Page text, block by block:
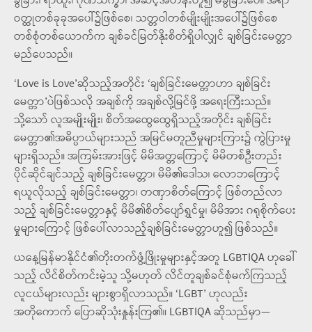
ဝတ္ထုတစ်ခုခုအပေါ်၌ဖြစ်စေ၊ သတ္တဝါတစ်မျိုးမျိုးအပေါ်၌ဖြစ်စေ
တစ်စုံတစ်ယောက်က ချစ်ခင်မြတ်နိုးစိတ်ရှိပါလျှင် ချစ်ခြင်းမေတ္တာ
မည်ပေသည်။
‘Love is Love’ဆိုသည့်အတိုင်း ‘ချစ်ခြင်းမေတ္တာဟာ ချစ်ခြင်း
မေတ္တာ’ပဲဖြစ်သလို အချစ်ကို အချစ်လို့မြင်ဖို့ အရေးကြီးသည်။
သို့သော် လူအမျိုးမျိုး၊ စိတ်အထွေထွေရှိသည့်အတိုင်း ချစ်ခြင်း
မေတ္တာ၏အဓိပ္ပာယ်များသည် အမြင်မတူညီမှုများကြား၌ ကွဲပြားမှု
များရှိသည်။ အကြမ်းအားဖြင့် မိမိအတ္တကြောင့် မိမိတစ်ဦးတည်း
ပိုင်ဆိုင်ချင်သည့် ချစ်ခြင်းမေတ္တာ၊ မိမိ၏ဒေါသ၊ လောဘကြောင့်
ရယူလိုသည့် ချစ်ခြင်းမေတ္တာ၊ တဏှာစိတ်ကြောင့် ဖြစ်တည်လာ
သည့် ချစ်ခြင်းမေတ္တာနှင့် မိမိ၏စိတ်ပျော်ရွှင်မှု၊ မိမိအား ဂရုစိုက်ပေး
မှုများကြောင့် ဖြစ်ပေါ်လာသည့်ချစ်ခြင်းမေတ္တာဟူ၍ ဖြစ်သည်။
ယနေ့မြန်မာနိုင်ငံ၏တိုးတက်ဖွံ့ဖြိုးမှုများနှင့်အတူ LGBTIQA ဟုခေါ်
သည့် လိင်စိတ်ကင်းမဲ့သူ သို့မဟုတ် လိင်တူချစ်ခင်စုံမက်ကြသည့်
လူငယ်များလည်း များစွာရှိလာသည်။ ‘LGBT’ ဟုလည်း
အတိုကောက် ပြောဆိုသုံးနှုန်းကြ၏။ LGBTIQA ဆိုသည်မှာ—